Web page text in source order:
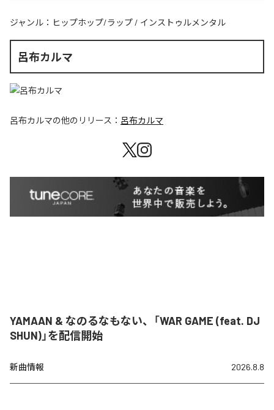
ジャンル： ヒップホップ/ラップ / インストゥルメンタル
呂布カルマ
呂布カルマの他のリリース： 呂布カルマ
YAMAAN & なのるなもない、「WAR GAME (feat. DJ
SHUN)」を配信開始
新曲情報 2026.8.8